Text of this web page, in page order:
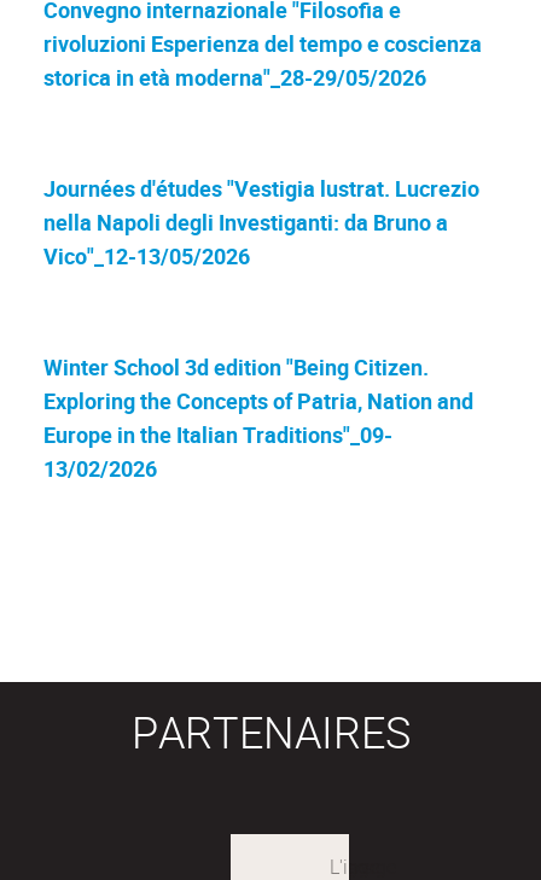
Convegno internazionale "Filosofia e
rivoluzioni Esperienza del tempo e coscienza
storica in età moderna"_28-29/05/2026
Journées d'études "Vestigia lustrat. Lucrezio
nella Napoli degli Investiganti: da Bruno a
Vico"_12-13/05/2026
Winter School 3d edition "Being Citizen.
Exploring the Concepts of Patria, Nation and
Europe in the Italian Traditions"_09-
13/02/2026
PARTENAIRES